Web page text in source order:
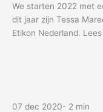
We starten 2022 met
dit jaar zijn Tessa
Etikon Nederland.
07 dec 2020- 2 min